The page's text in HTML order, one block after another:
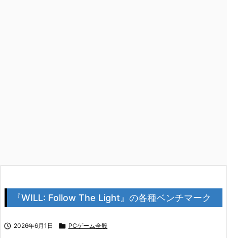
『WILL: Follow The Light』の各種ベンチマーク
 2026年6月1日  PCゲーム全般